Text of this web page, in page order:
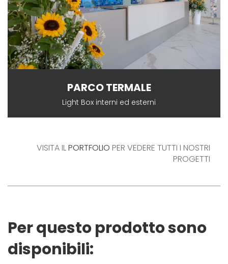
PARCO TERMALE
Light Box interni ed esterni
VISITA ILPORTFOLIO PER VEDERE TUTTI I NOSTRI
PROGETTI
Per questo prodotto sono
disponibili: